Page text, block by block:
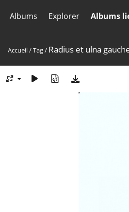
Albums Explorer Albums
Accueil/Tag/ Radius et ulna